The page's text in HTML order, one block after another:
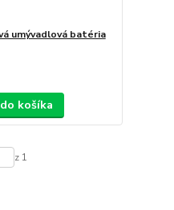
umývadlová batéria
košíka
z 1